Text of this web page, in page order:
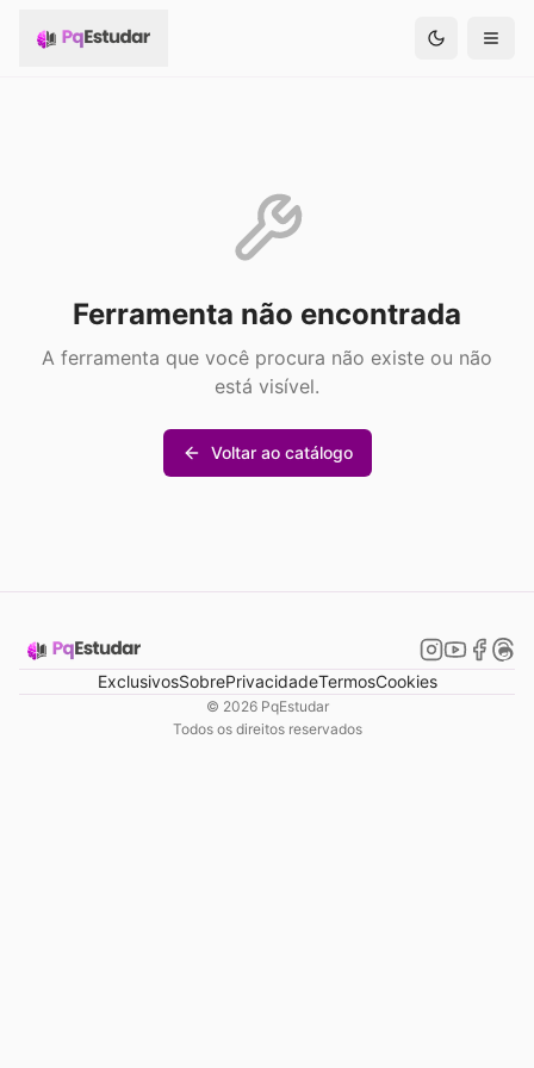
Ferramenta não encontrada
A ferramenta que você procura não existe ou não
está visível.
Voltar ao catálogo
ExclusivosSobrePrivacidadeTermosCookies
© 2026PqEstudar
Todos os direitos reservados